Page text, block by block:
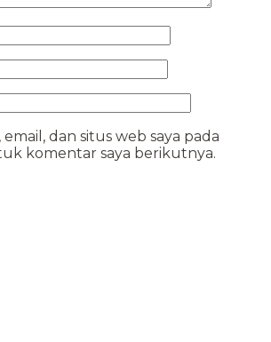
dan situs web saya pada
komentar saya berikutnya.